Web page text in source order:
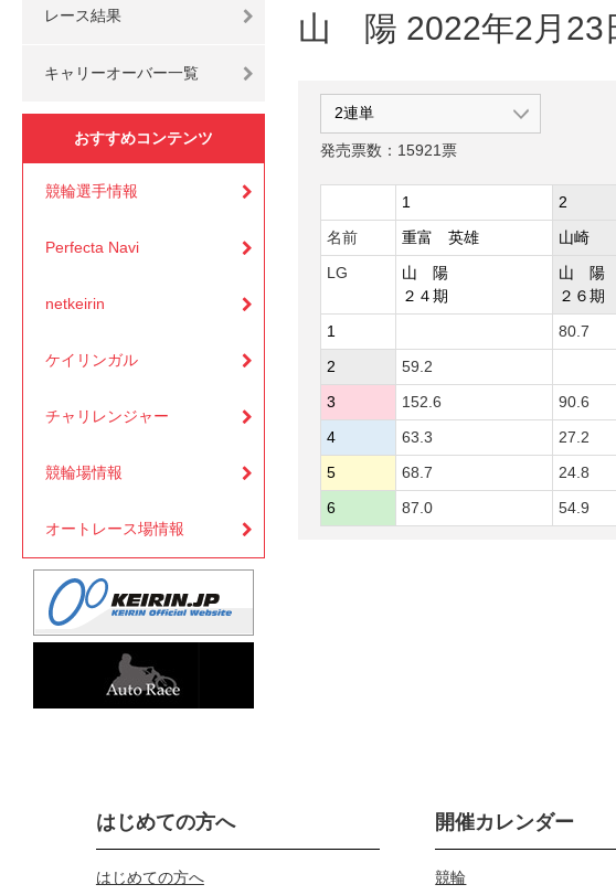
レース結果
キャリーオーバー一覧
おすすめコンテンツ
競輪選手情報
Perfecta Navi
netkeirin
ケイリンガル
チャリレンジャー
競輪場情報
オートレース場情報
山 陽 2022年2月23
発売票数：15921票
1 2
名前
重富 英雄 山崎
LG
山 陽
２４期
山 陽
２６期
1 80.7
2
59.2
3
152.6 90.6
4
63.3 27.2
5
68.7 24.8
6
87.0 54.9
はじめての方へ
はじめての方へ
開催カレンダー
競輪